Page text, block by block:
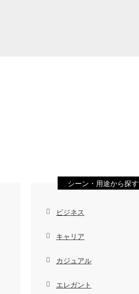
シーン・用途から探す
ビジネス
キャリア
カジュアル
エレガント